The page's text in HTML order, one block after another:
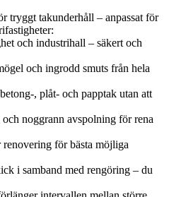
tryggt takunderhåll – anpassat för
och industrihall – säkert och
och ingrodd smuts från hela
, plåt- och papptak utan att
noggrann avspolning för rena
för bästa möjliga
i samband med rengöring – du